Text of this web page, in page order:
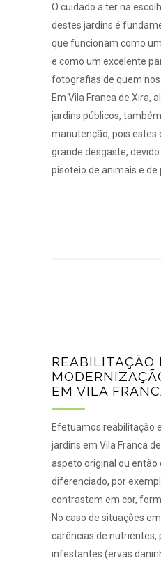
O cuidado a ter na
destes jardins é
que funcionam como
e como um excelente
fotografias de quem nos
Em Vila Franca de Xira,
jardins públicos,
manutenção, pois estes
grande desgaste,
pisoteio de animais e de
REABILITAÇÃO
EM VILA
Efetuamos reabilitação
jardins em Vila Franca
aspeto original ou então
diferenciado, por
contrastem em cor,
No caso de situações
carências de nutrientes,
infestantes (ervas